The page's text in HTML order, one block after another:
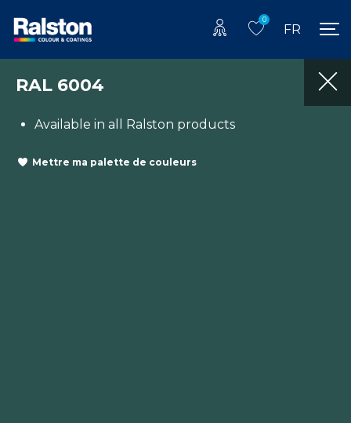
0
FR
RAL 6004
Available in all Ralston products
Mettre ma palette de couleurs